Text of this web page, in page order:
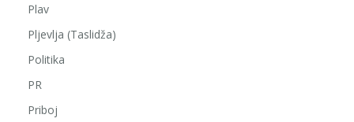
Plav
Pljevlja (Taslidža)
Politika
PR
Priboj